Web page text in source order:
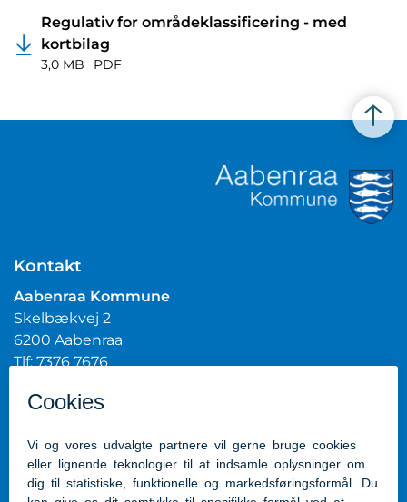
Regulativ for områdeklassificering - med
kortbilag
3,0 MB PDF
Kontakt
Aabenraa Kommune
Skelbækvej 2
6200 Aabenraa
Tlf: 7376 7676
CVR.nr.: 29189854
Genveje
Kontakt kommunen